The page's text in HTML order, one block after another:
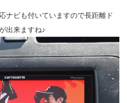
ナビも付いていますので長距離ド
出来ますね♪